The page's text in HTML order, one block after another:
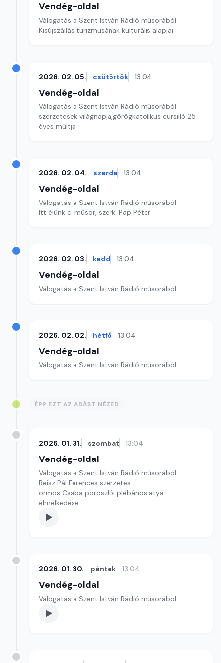
Vendég-oldal
Válogatás a Szent István Rádió műsorából
Kisújszállás turizmusának kulturális alapjai
2026. 02. 05. csütörtök 13:04
Vendég-oldal
Válogatás a Szent István Rádió műsorából
szerzetesek világnapja,görögkatolikus cursilló 25
éves múltja
2026. 02. 04. szerda 13:04
Vendég-oldal
Válogatás a Szent István Rádió műsorából
Itt élünk c. műsor, szerk. Pap Péter
2026. 02. 03. kedd 13:04
Vendég-oldal
Válogatás a Szent István Rádió műsorából
2026. 02. 02. hétfő 13:04
Vendég-oldal
Válogatás a Szent István Rádió műsorából
ÉPP EZT AZ ADÁST NÉZED
2026. 01. 31. szombat 13:04
Vendég-oldal
Válogatás a Szent István Rádió műsorából
Reisz Pál Ferences szerzetes
ormos Csaba poroszlói plébános atya
elmélkedése
2026. 01. 30. péntek 13:04
Vendég-oldal
Válogatás a Szent István Rádió műsorából